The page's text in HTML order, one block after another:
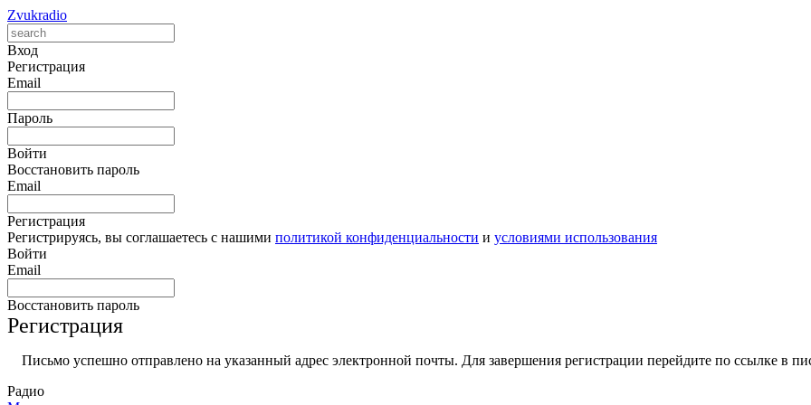
Zvukradio
Вход
Регистрация
Email
Пароль
Войти
Восстановить пароль
Email
Регистрация
Регистрируясь, вы соглашаетесь с нашими политикой конфиденциальности и условиями использования
Войти
Email
Восстановить пароль
Регистрация
Письмо успешно отправлено на указанный адрес электронной почты. Для завершения регистрации перейдите по ссылке в
Радио